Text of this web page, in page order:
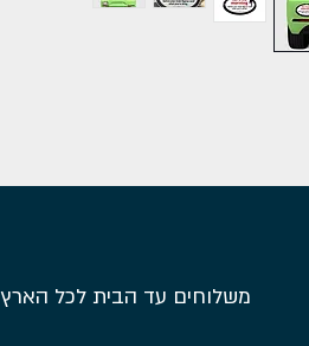
משלוחים עד הבית לכל הארץ